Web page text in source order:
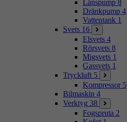
Länspump 8
Dränkpump 4
Vattentank 1
Svets 16
Elsvets 4
Rörsvets 8
Migsvets 1
Gassvets 1
Tryckluft 5
Kompressor 5
Bilmaskin 4
Verktyg 38
Fogspruta 2